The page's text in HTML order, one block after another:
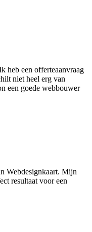
heb een offerteaanvraag
niet heel erg van
een goede webbouwer
Webdesignkaart. Mijn
resultaat voor een